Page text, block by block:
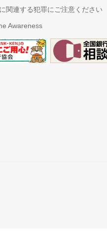
関連する犯罪にご注意ください
Awareness